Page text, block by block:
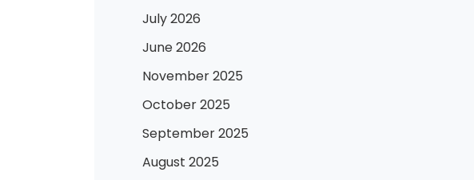
July 2026
June 2026
November 2025
October 2025
September 2025
August 2025